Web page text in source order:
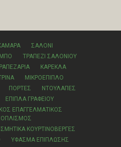
ΣΑΛΟΝΙ
ΤΡΑΠΕΖΙ ΣΑΛΟΝΙΟΥ
ΚΑΡΕΚΛΑ
ΜΙΚΡΟΕΠΙΠΛΟ
ΠΟΡΤΕΣ
ΝΤΟΥΛΑΠΕΣ
ΕΠΙΠΛΑ ΓΡΑΦΕΙΟΥ
ΕΠΑΓΓΕΛΜΑΤΙΚΟΣ
ΚΟΥΡΤΙΝΟΒΕΡΓΕΣ
ΥΦΑΣΜΑ ΕΠΙΠΛΩΣΗΣ